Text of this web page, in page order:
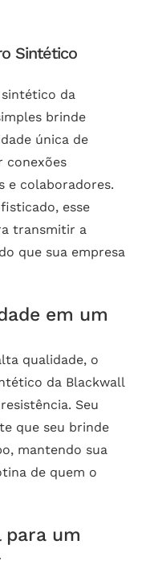
Sintético
da
brinde
única de
conexões
e colaboradores.
esse
transmitir a
que sua empresa
em um
qualidade, o
da Blackwall
Seu
que seu brinde
mantendo sua
de quem o
para um